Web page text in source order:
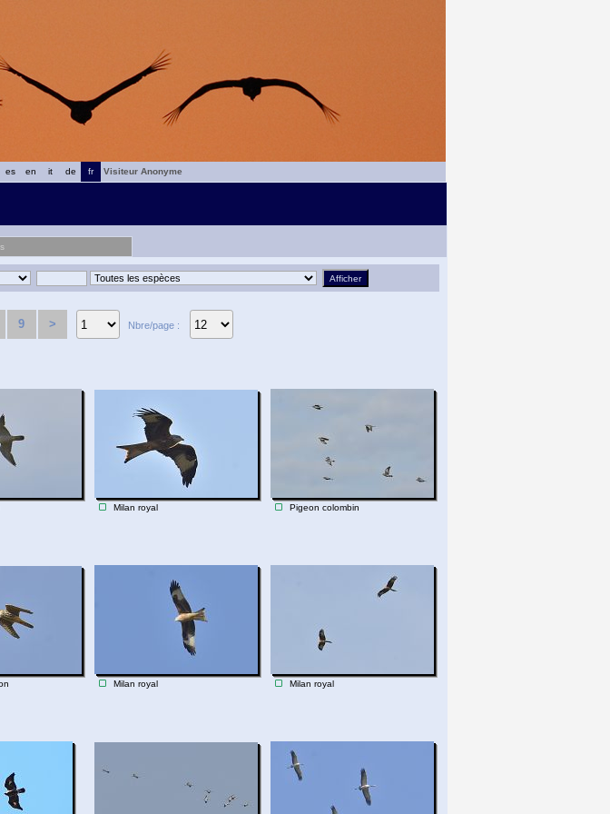
fr
de
it
en
es
Visiteur Anonyme
9 > Nbre/page :
Milan royal Pigeon colombin
Milan royal Milan royal